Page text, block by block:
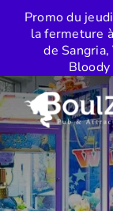
Skip
content
Promo du
la fermeture
de